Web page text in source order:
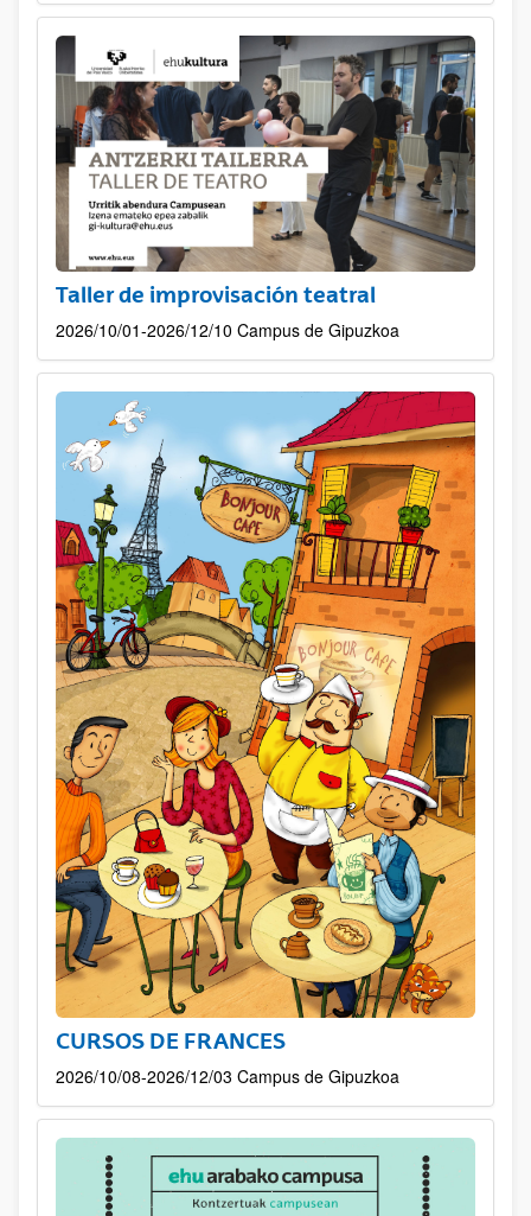
Taller de improvisación teatral
2026/10/01-2026/12/10 Campus de Gipuzkoa
CURSOS DE FRANCES
2026/10/08-2026/12/03 Campus de Gipuzkoa